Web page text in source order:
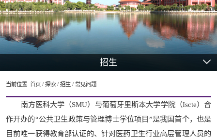
招生
当前位置: 首页/ 探索/ 招生/ 常见问题
南方医科大学（SMU）与葡萄牙里斯本大学学院（Iscte）合
作开办的“公共卫生政策与管理博士学位项目”是我国首个，也是
目前唯一获得教育部认证的、针对医药卫生行业高层管理人员的